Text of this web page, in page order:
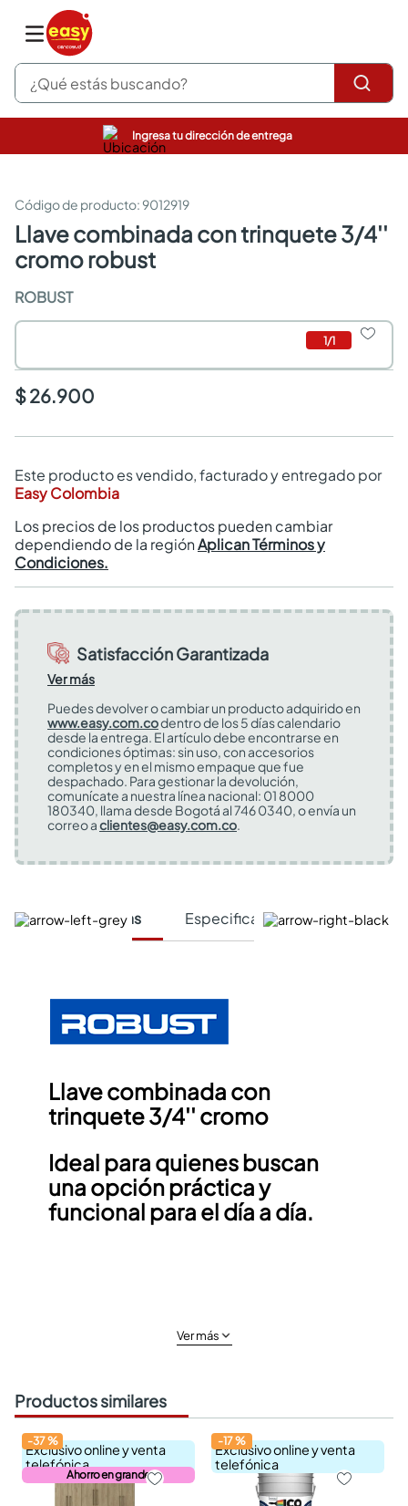
¿Qué estás buscando?
Ingresa tu dirección de entrega
:9012919
llave combinada con trinquete 3/4''
cromo robust
ROBUST
1/1
$ 26.900
Este producto es vendido, facturado y entregado por
Easy Colombia
Los precios de los productos pueden cambiar
dependiendo de la regiónAplican Términos y
Condiciones.
Satisfacción Garantizada
Ver más
Puedes devolver o cambiar un producto adquirido en
www.easy.com.codentro de los 5 días calendario
desde la entrega. El artículo debe encontrarse en
condiciones óptimas: sin uso, con accesorios
completos y en el mismo empaque que fue
despachado. Para gestionar la devolución,
comunícate a nuestra línea nacional: 01 8000
180340, llama desde Bogotá al 746 0340, o envía un
correo aclientes@easy.com.co.
Características Especificaciones Técnicas
Llave combinada con
trinquete 3/4'' cromo
Ideal para quienes buscan
una opción práctica y
funcional para el día a día.
Ver más
Productos similares
Exclusivo online y venta
telefónica
Ahorro en grande
-37%
Exclusivo online y venta
telefónica
-17%
pinturas
sanitarios
comedor
escritorio
comedores
armarios closet